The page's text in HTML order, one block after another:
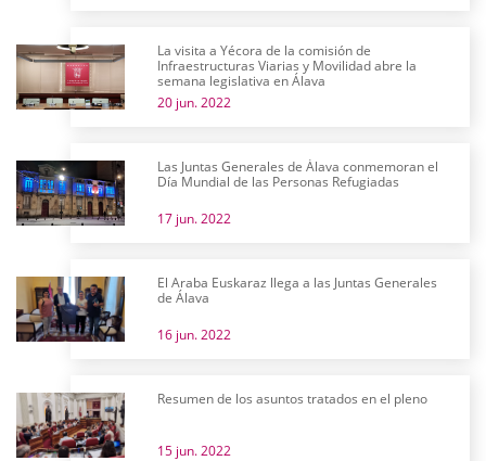
La visita a Yécora de la comisión de
Infraestructuras Viarias y Movilidad abre la
semana legislativa en Álava
20 jun. 2022
Las Juntas Generales de Álava conmemoran el
Día Mundial de las Personas Refugiadas
17 jun. 2022
El Araba Euskaraz llega a las Juntas Generales
de Álava
16 jun. 2022
Resumen de los asuntos tratados en el pleno
15 jun. 2022